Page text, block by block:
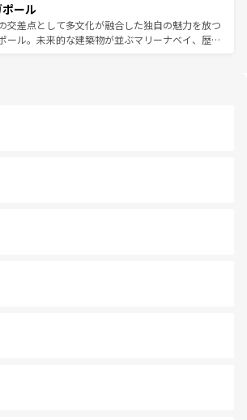
ほしい。
気候は一年中温暖で、どの季節にも異なる楽しみ
いる。親しみやすいタイの人々、仏教を中心とし
そして多様な観光資源が、訪れる旅人を魅了し続
を訪れても感動するはず。観光スポットが密集し
効率よく見どころを回れるのも魅力。息をのむよ
から文化的な体験まで、香港を存分に楽しみ尽く
ール
交差点として多文化が融合した独自の魅力を放つ
ール。未来的な建築物が並ぶマリーナベイ、歴史
カーズは地元の風情を楽しめる外せないスポット